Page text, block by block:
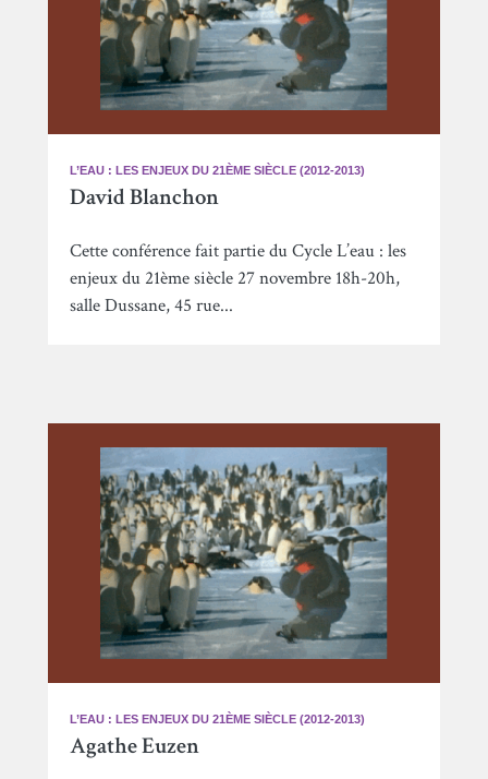
L’EAU : LES ENJEUX DU 21ÈME SIÈCLE (2012-2013)
David Blanchon
Cette conférence fait partie du Cycle L’eau : les
enjeux du 21ème siècle 27 novembre 18h-20h,
salle Dussane, 45 rue...
L’EAU : LES ENJEUX DU 21ÈME SIÈCLE (2012-2013)
Agathe Euzen